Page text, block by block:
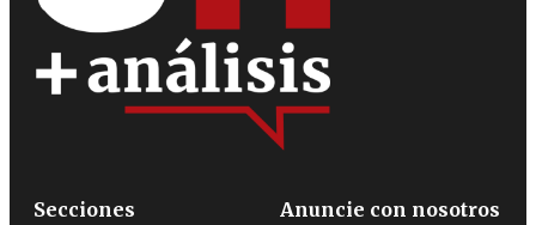
Secciones
Anuncie con nosotros